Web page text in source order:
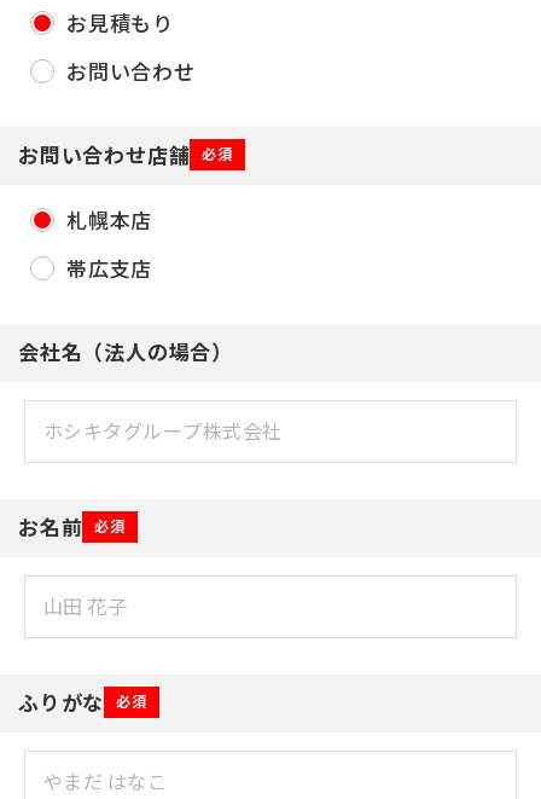
お見積もり
お問い合わせ
お問い合わせ店舗 必須
札幌本店
帯広支店
会社名（法人の場合）
お名前 必須
ふりがな 必須